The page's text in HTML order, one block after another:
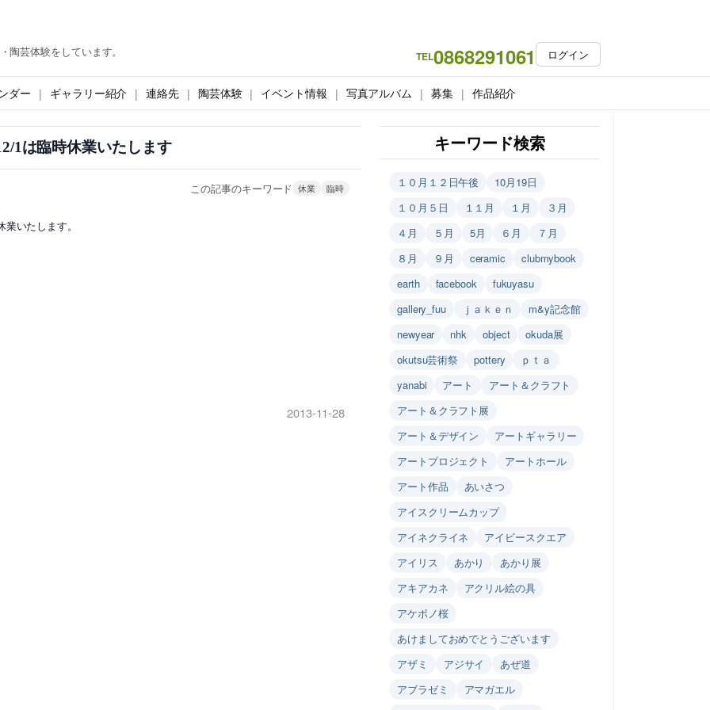
芸体験をしています。 TEL0868291061 ログイン
ダー ギャラリー紹介 連絡先 陶芸体験 イベント情報 写真アルバム 募集 作品紹介
1は臨時休業いたします
この記事のキーワード 休業 臨時
いたします。
2013-11-28
キーワード検索
１０月１２日午後
10月19日
１０月５日
１１月 １月
３月
４月
５月 5月 ６月
７月
８月
９月 ceramic
clubmybook
earth
facebook
fukuyasu
gallery_fuu
ｊａｋｅｎ
m&y記念館
newyear
nhk object
okuda展
okutsu芸術祭
pottery
ｐｔａ
yanabi
アート
アート＆クラフト
アート＆クラフト展
アート＆デザイン
アートギャラリー
アートプロジェクト
アートホール
アート作品
あいさつ
アイスクリームカップ
アイネクライネ
アイビースクエア
アイリス
あかり
あかり展
アキアカネ
アクリル絵の具
アケボノ桜
あけましておめでとうございます
アザミ
アジサイ
あぜ道
アブラゼミ
アマガエル